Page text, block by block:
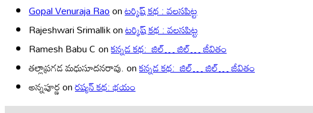
Gopal Venuraja Raoonటర్కిష్ కథ : వలసపిట్ట
Rajeshwari Srimallikonటర్కిష్ కథ : వలసపిట్ట
Ramesh Babu Conకన్నడ కథ: జిల్… జిల్… జీవితం
తల్లాప్రగడ మధుసూదనరావు.onకన్నడ కథ: జిల్… జిల్… జీవితం
అన్నపూర్ణonరష్యన్ కథ: భయం